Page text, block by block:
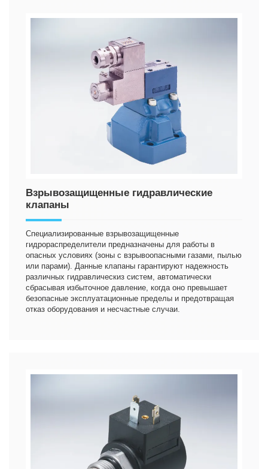
Взрывозащищенные гидравлические
клапаны
Специализированные взрывозащищенные
гидрораспределители предназначены для работы в
опасных условиях (зоны с взрывоопасными газами, пылью
или парами). Данные клапаны гарантируют надежность
различных гидравлическиз систем, автоматически
сбрасывая избыточное давление, когда оно превышает
безопасные эксплуатационные пределы и предотвращая
отказ оборудования и несчастные случаи.